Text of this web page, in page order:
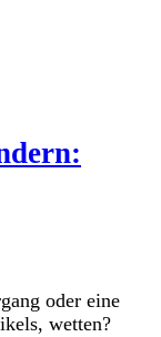
oder eine
wetten?